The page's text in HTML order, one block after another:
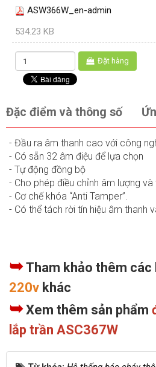
ASW366W_en-admin
534.23 KB
Đặt hàng
Đặc điểm và thông số
- Đầu ra âm thanh cao với công
- Có sẵn 32 âm điệu để lựa chọn
- Tự động đồng bộ
- Cho phép điều chỉnh âm lượng và
- Cơ chế khóa “Anti Tamper”.
- Có thể tách rời tín hiệu âm thanh
➥Tham khảo thêm các
220v khác
➥Xem thêm sản phẩm
lắp trần ASC367W